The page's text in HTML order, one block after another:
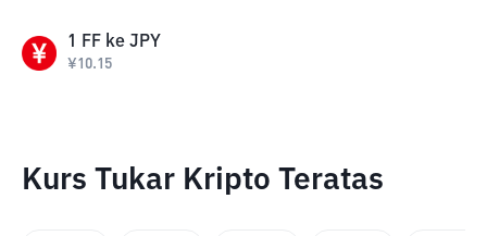
1 FF ke JPY
¥10.15
Kurs Tukar Kripto Teratas